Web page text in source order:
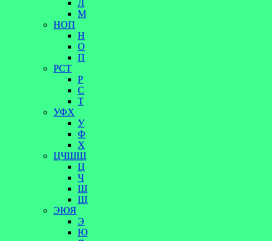
Л
М
НОП
Н
О
П
РСТ
Р
С
Т
УФХ
У
Ф
Х
ЦЧШЩ
Ц
Ч
Ш
Щ
ЭЮЯ
Э
Ю